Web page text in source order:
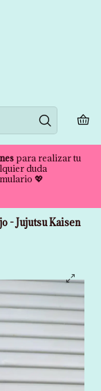
para realizar tu
duda
💖
- Jujutsu Kaisen